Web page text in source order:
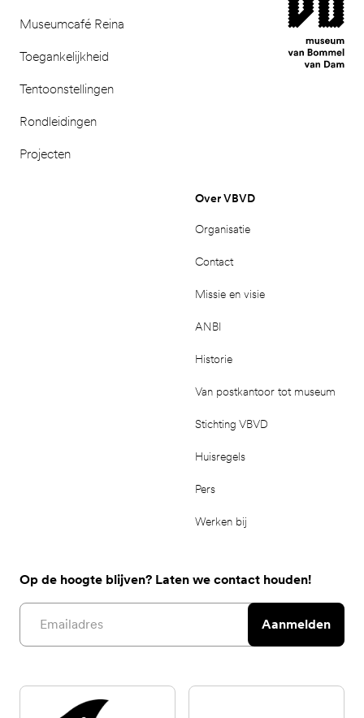
Museumcafé Reina
Toegankelijkheid
Tentoonstellingen
Rondleidingen
Projecten
Over VBVD
Organisatie
Contact
Missie en visie
ANBI
Historie
Van postkantoor tot museum
Stichting VBVD
Huisregels
Pers
Werken bij
Op de hoogte blijven? Laten we contact houden!
Email address
Aanmelden